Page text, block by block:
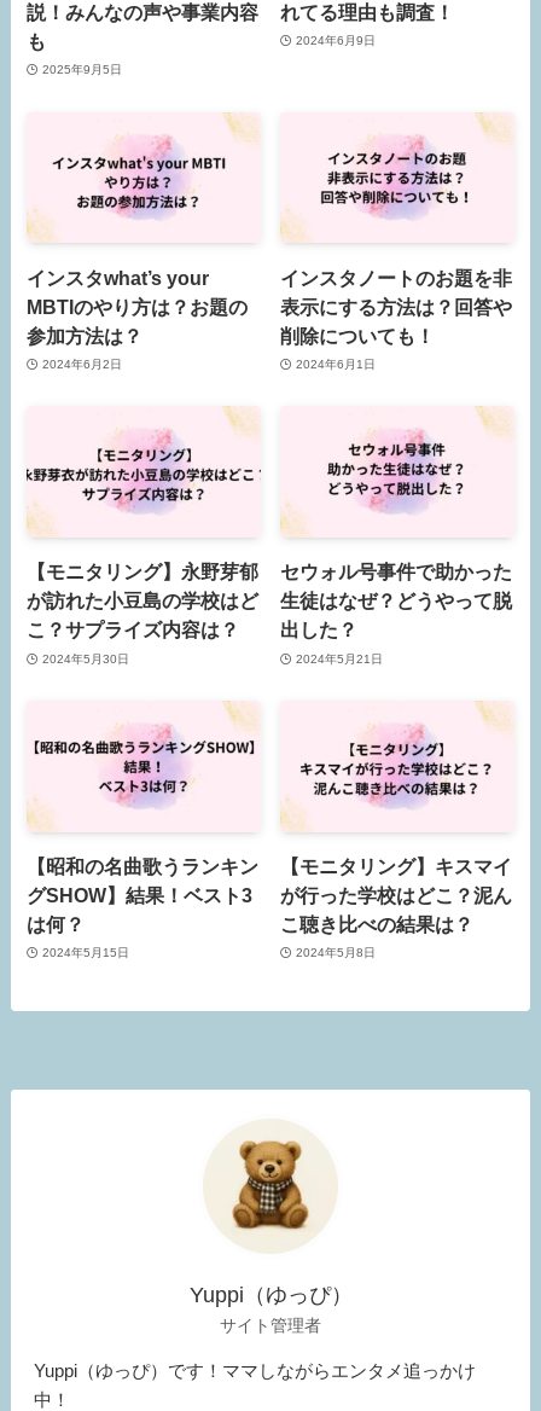
説！みんなの声や事業内容
も
2025年9月5日
れてる理由も調査！
2024年6月9日
インスタwhat’s your
MBTIのやり方は？お題の
参加方法は？
2024年6月2日
インスタノートのお題を非
表示にする方法は？回答や
削除についても！
2024年6月1日
【モニタリング】永野芽郁
が訪れた小豆島の学校はど
こ？サプライズ内容は？
2024年5月30日
セウォル号事件で助かった
生徒はなぜ？どうやって脱
出した？
2024年5月21日
【昭和の名曲歌うランキン
グSHOW】結果！ベスト3
は何？
2024年5月15日
【モニタリング】キスマイ
が行った学校はどこ？泥ん
こ聴き比べの結果は？
2024年5月8日
Yuppi（ゆっぴ）
サイト管理者
Yuppi（ゆっぴ）です！ママしながらエンタメ追っかけ
中！